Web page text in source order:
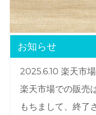
お知らせ
2025.6.10 楽天市
楽天市場での販売
もちまして、終了